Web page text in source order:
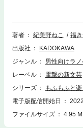
メイトの出雲澪に見つ
ことになる。怪我して
の冒険や開拓、木工や陶
は、のんびり無人島スロ
――■『もふもふと楽しむ
書き下ろしＳＳが読める
含む通信費用はお客様の
きませんので、ご了承く
予告なく本特典の公開を
著者 紀美野ねこ
福
出版社
KADOKAWA
ジャンル
男性向けラ
レーベル
電撃の新文芸
シリーズ
もふもふと
電子版配信開始日
ファイルサイズ
4.95